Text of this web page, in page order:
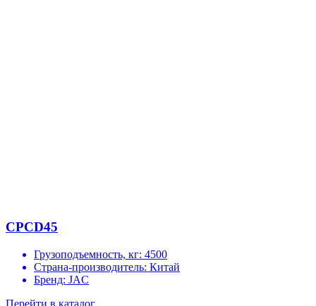
CPCD45
Грузоподъемность, кг: 4500
Страна-производитель: Китай
Бренд: JAC
Перейти в каталог